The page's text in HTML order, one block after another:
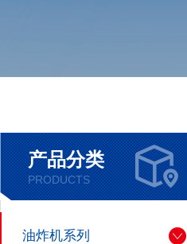
产品分类
PRODUCTS
油炸机系列